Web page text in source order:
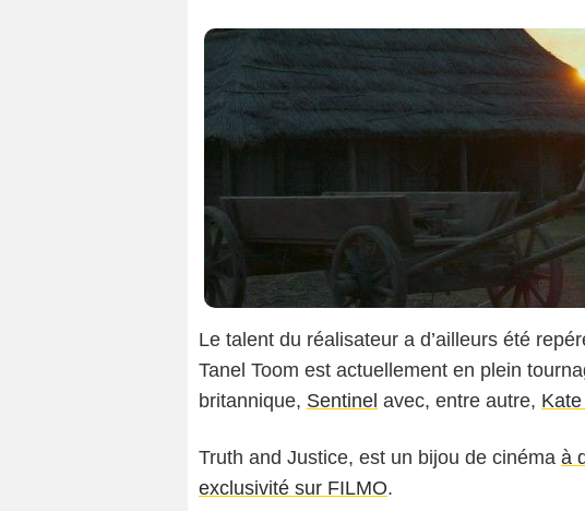
Le talent du réalisateur a d’ailleurs été
Tanel Toom est actuellement en plein
britannique, Sentinel avec, entre autre,
Truth and Justice, est un bijou de cinéma à
exclusivité sur FILMO.